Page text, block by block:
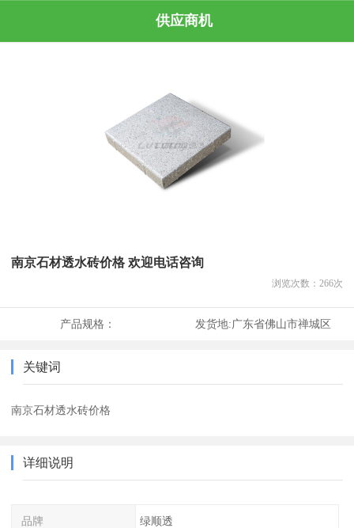
供应商机
南京石材透水砖价格 欢迎电话咨询
浏览次数： 266次
产品规格： 发货地:广东省佛山市禅城区
关键词
南京石材透水砖价格
详细说明
品牌 绿顺透